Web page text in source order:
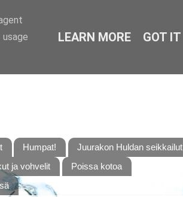
Humpat!
Juurakon Huldan seikkailut
ja vohvelit
Poissa kotoa
LEARN MORE GOT IT